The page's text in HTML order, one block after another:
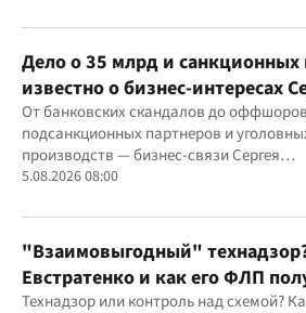
Дело о 35 млрд и санкционных
известно о бизнес-интересах
"Родовид Банка" до
От банковских скандалов до
подсанкционных партнеров и
производств — бизнес-связи Сергея
Дядечко до сих пор простираются через
юрисдикций
5.08.2026 08:00
"Взаимовыгодный"
Евстратенко и как его ФЛП
бюджетным миллионам?
Технадзор или контроль над схемой?